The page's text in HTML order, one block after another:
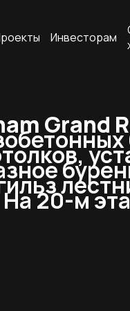
Инвесторам
Grand
20-м